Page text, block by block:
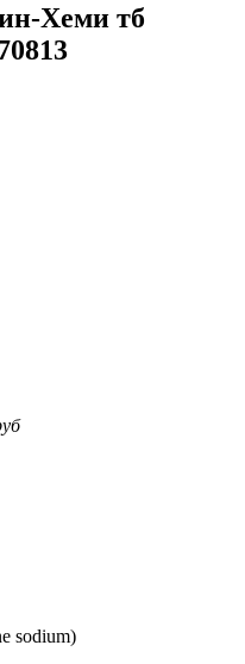
Хеми тб
sodium)